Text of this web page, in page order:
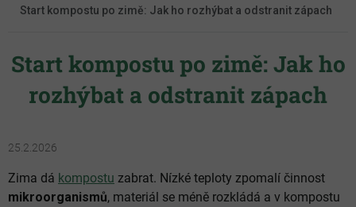
Start kompostu po zimě: Jak ho rozhýbat a odstranit zápach
Start kompostu po zimě: Jak ho
rozhýbat a odstranit zápach
25.2.2026
Zima dá kompostu zabrat. Nízké teploty zpomalí činnost
mikroorganismů, materiál se méně rozkládá a v kompostu